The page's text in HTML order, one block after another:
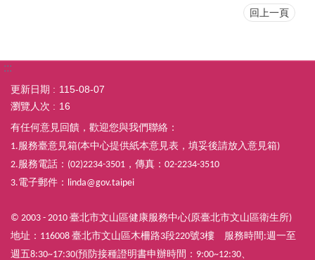
回上一頁
:::
更新日期
115-08-07
瀏覽人次
16
有任何意見回饋，歡迎您與我們聯絡：
1.服務臺意見箱(本中心提供紙本意見表，填妥後請放入意見箱)
2.服務電話： (02)2234-3501 ，傳真： 02-2234-3510
3.電子郵件： linda@gov.taipei
© 2003 - 2010 臺北市文山區健康服務中心(原臺北市文山區衛生所)
地址： 116008 臺北市文山區木柵路3段220號3樓 服務時間 :週一至
週五8:30~17:30(預防接種證明書申辦時間： 9:00~12:30、